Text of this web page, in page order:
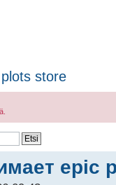
store
epic